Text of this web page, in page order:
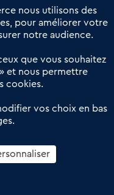
aux transactions
du commerce de
nous utilisons des
pour améliorer votre
notre audience.
que vous souhaitez
et nous permettre
cookies.
vos choix en bas